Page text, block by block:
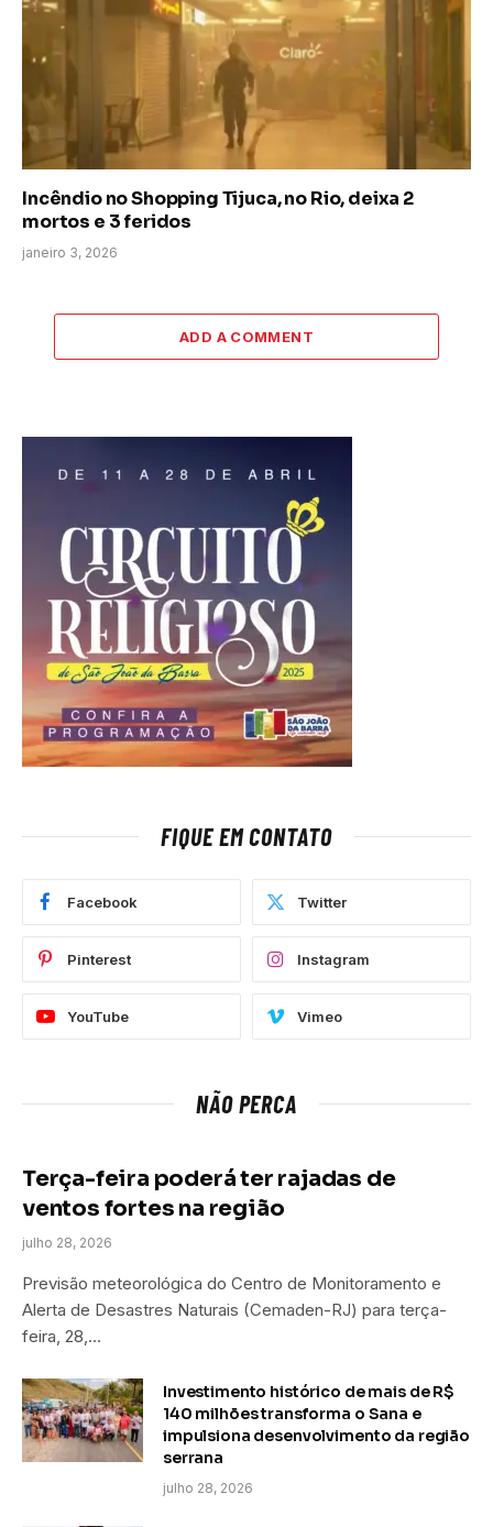
Incêndio no Shopping Tijuca, no Rio, deixa 2
mortos e 3 feridos
janeiro 3, 2026
ADD A COMMENT
FIQUE EM CONTATO
Facebook Twitter
Pinterest Instagram
YouTube Vimeo
NÃO PERCA
Terça-feira poderá ter rajadas de
ventos fortes na região
julho 28, 2026
Previsão meteorológica do Centro de Monitoramento e
Alerta de Desastres Naturais (Cemaden-RJ) para terça-
feira, 28,…
Investimento histórico de mais de R$
140 milhões transforma o Sana e
impulsiona desenvolvimento da região
serrana
julho 28, 2026